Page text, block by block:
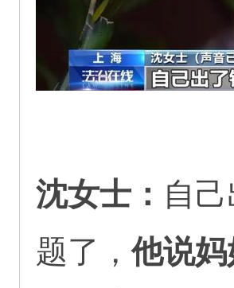
沈女士： 自
题了，他说